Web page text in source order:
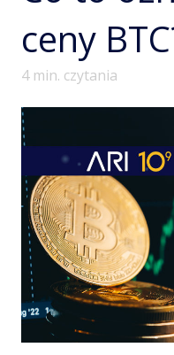
ceny
4min. czytania